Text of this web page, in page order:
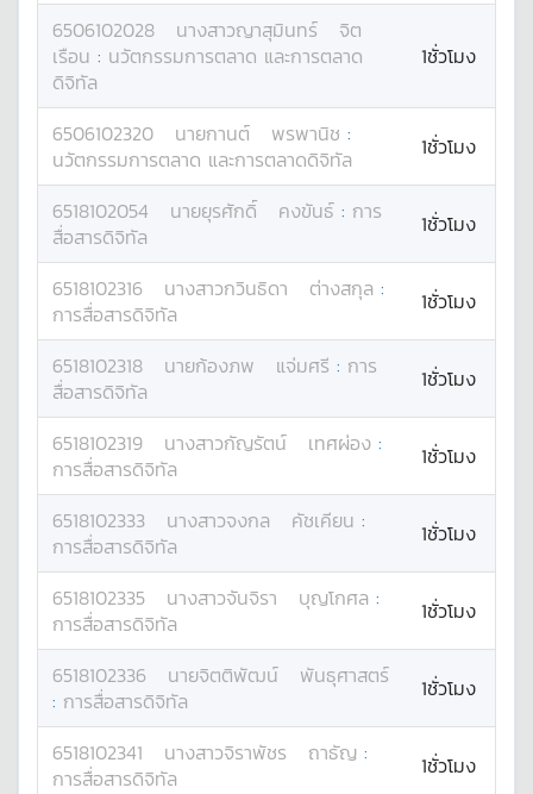
6506102028 นางสาวญาสุมินทร์
จิต
เรือน : นวัตกรรมการตลาด และการตลาด
ดิจิทัล
1ชั่วโมง
6506102320 นายกานต์ พรพานิช :
นวัตกรรมการตลาด และการตลาดดิจิทัล
1ชั่วโมง
6518102054 นายยุรศักดิ์ คงขันธ์ : การ
สื่อสารดิจิทัล
1ชั่วโมง
6518102316 นางสาวกวินธิดา ต่างสกุล :
การสื่อสารดิจิทัล
1ชั่วโมง
6518102318 นายก้องภพ แจ่มศรี : การ
สื่อสารดิจิทัล
1ชั่วโมง
6518102319 นางสาวกัญรัตน์ เทศผ่อง :
การสื่อสารดิจิทัล
1ชั่วโมง
6518102333 นางสาวจงกล คัชเคียน :
การสื่อสารดิจิทัล
1ชั่วโมง
6518102335 นางสาวจันจิรา บุญโกศล :
การสื่อสารดิจิทัล
1ชั่วโมง
6518102336 นายจิตติพัฒน์
พันธุศาสตร์
: การสื่อสารดิจิทัล 1ชั่วโมง
6518102341 นางสาวจิราพัชร ถาธัญ :
การสื่อสารดิจิทัล
1ชั่วโมง